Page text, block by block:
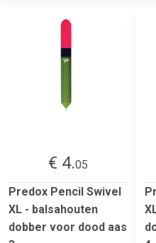
€ 4.05
Predox Pencil Swivel
XL - balsahouten
dobber voor dood aas